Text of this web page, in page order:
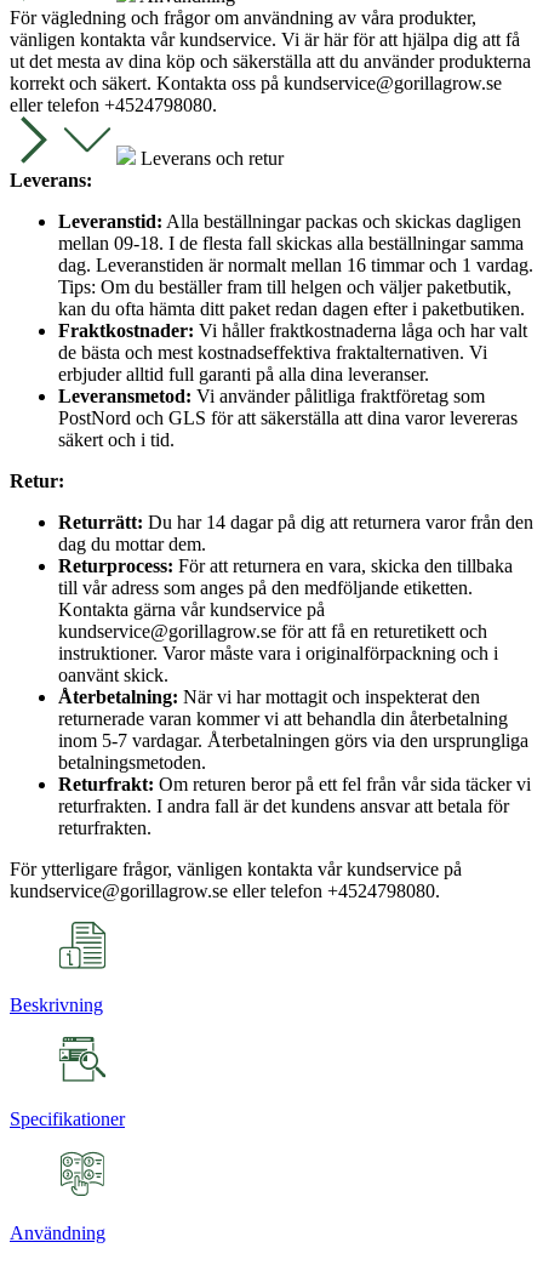
För vägledning och frågor om användning av våra produkter,
vänligen kontakta vår kundservice. Vi är här för att hjälpa dig att få
ut det mesta av dina köp och säkerställa att du använder produkterna
korrekt och säkert. Kontakta oss på kundservice@gorillagrow.se
eller telefon +4524798080.
Leverans och retur
Leverans:
Leveranstid: Alla beställningar packas och skickas dagligen
mellan 09-18. I de flesta fall skickas alla beställningar samma
dag. Leveranstiden är normalt mellan 16 timmar och 1 vardag.
Tips: Om du beställer fram till helgen och väljer paketbutik,
kan du ofta hämta ditt paket redan dagen efter i paketbutiken.
Fraktkostnader: Vi håller fraktkostnaderna låga och har valt
de bästa och mest kostnadseffektiva fraktalternativen. Vi
erbjuder alltid full garanti på alla dina leveranser.
Leveransmetod: Vi använder pålitliga fraktföretag som
PostNord och GLS för att säkerställa att dina varor levereras
säkert och i tid.
Retur:
Returrätt: Du har 14 dagar på dig att returnera varor från den
dag du mottar dem.
Returprocess: För att returnera en vara, skicka den tillbaka
till vår adress som anges på den medföljande etiketten.
Kontakta gärna vår kundservice på
kundservice@gorillagrow.se för att få en returetikett och
instruktioner. Varor måste vara i originalförpackning och i
oanvänt skick.
Återbetalning: När vi har mottagit och inspekterat den
returnerade varan kommer vi att behandla din återbetalning
inom 5-7 vardagar. Återbetalningen görs via den ursprungliga
betalningsmetoden.
Returfrakt: Om returen beror på ett fel från vår sida täcker vi
returfrakten. I andra fall är det kundens ansvar att betala för
returfrakten.
För ytterligare frågor, vänligen kontakta vår kundservice på
kundservice@gorillagrow.se eller telefon +4524798080.
Beskrivning
Specifikationer
Användning